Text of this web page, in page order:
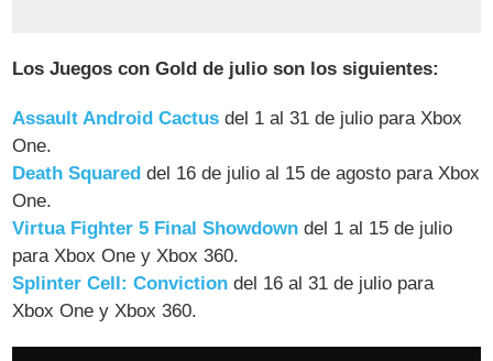
Los Juegos con Gold de julio son los siguientes:
Assault Android Cactus del 1 al 31 de julio para Xbox
One.
Death Squared del 16 de julio al 15 de agosto para Xbox
One.
Virtua Fighter 5 Final Showdown del 1 al 15 de julio
para Xbox One y Xbox 360.
Splinter Cell: Conviction del 16 al 31 de julio para
Xbox One y Xbox 360.